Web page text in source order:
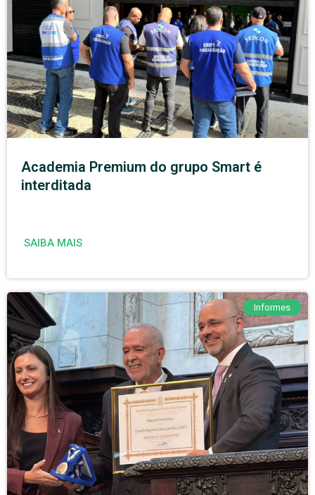
Academia Premium do grupo Smart é
interditada
SAIBA MAIS
Informes